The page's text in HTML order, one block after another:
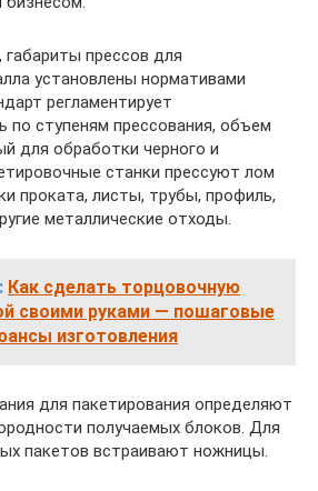
прессов для
установлены нормативами
регламентирует
по ступеням прессования, объем
для обработки черного и
станки прессуют лом
проката, листы, трубы, профиль,
металлические отходы.
Как сделать торцовочную
своими руками — пошаговые
изготовления
для пакетирования определяют
получаемых блоков. Для
пакетов встраивают ножницы.